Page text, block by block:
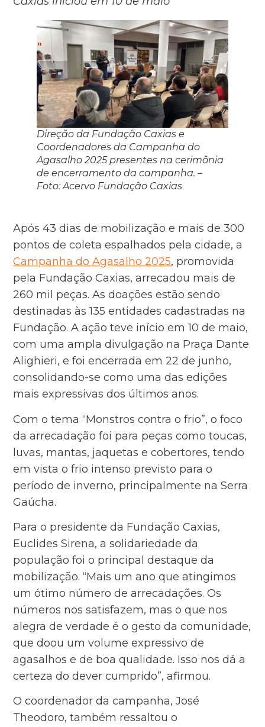
Direção da Fundação Caxias e
Coordenadores da Campanha do
Agasalho 2025 presentes na cerimônia
de encerramento da campanha. –
Foto: Acervo Fundação Caxias
Após 43 dias de mobilização e mais de 300
pontos de coleta espalhados pela cidade, a
Campanha do Agasalho 2025, promovida
pela Fundação Caxias, arrecadou mais de
260 mil peças. As doações estão sendo
destinadas às 135 entidades cadastradas na
Fundação. A ação teve início em 10 de maio,
com uma ampla divulgação na Praça Dante
Alighieri, e foi encerrada em 22 de junho,
consolidando-se como uma das edições
mais expressivas dos últimos anos.
Com o tema “Monstros contra o frio”, o foco
da arrecadação foi para peças como toucas,
luvas, mantas, jaquetas e cobertores, tendo
em vista o frio intenso previsto para o
período de inverno, principalmente na Serra
Gaúcha.
Para o presidente da Fundação Caxias,
Euclides Sirena, a solidariedade da
população foi o principal destaque da
mobilização. “Mais um ano que atingimos
um ótimo número de arrecadações. Os
números nos satisfazem, mas o que nos
alegra de verdade é o gesto da comunidade,
que doou um volume expressivo de
agasalhos e de boa qualidade. Isso nos dá a
certeza do dever cumprido”, afirmou.
O coordenador da campanha, José
Theodoro, também ressaltou o